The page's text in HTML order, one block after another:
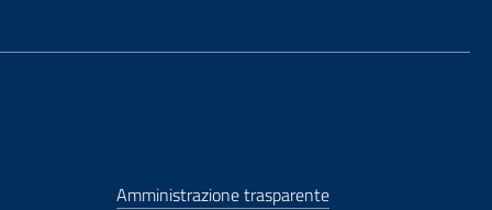
Amministrazione trasparente